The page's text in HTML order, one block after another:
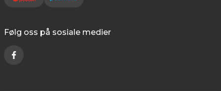
Følg oss på sosiale medier